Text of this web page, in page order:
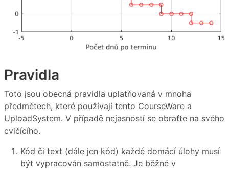
Pravidla
Toto jsou obecná pravidla uplatňovaná v mnoha
předmětech, které používají tento CourseWare a
UploadSystem. V případě nejasností se obraťte na svého
cvičícího.
Kód či text (dále jen kód) každé domácí úlohy musí
být vypracován samostatně. Je běžné v